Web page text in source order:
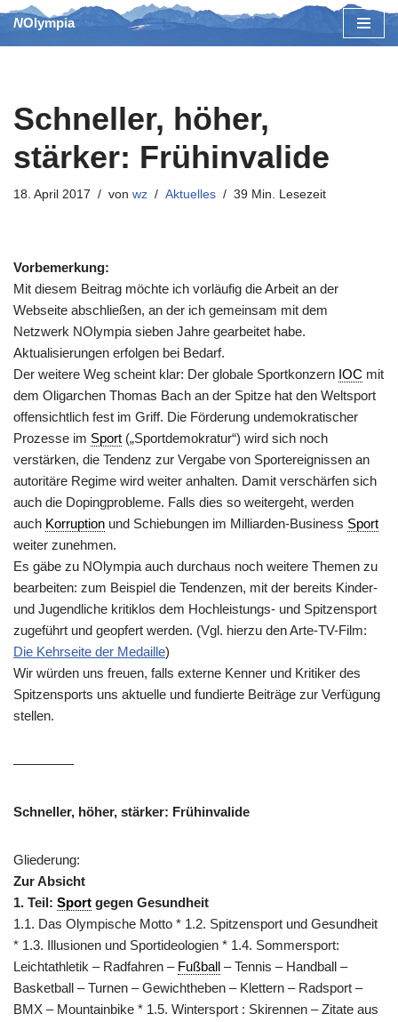
Zum
NOlympia
Schneller, höher,
stärker: Frühinvalide
18. April 2017 von wz Aktuelles 39 Min. Lesezeit
Vorbemerkung:
Mit diesem Beitrag möchte ich vorläufig die Arbeit an der
Webseite abschließen, an der ich gemeinsam mit dem
Netzwerk NOlympia sieben Jahre gearbeitet habe.
Aktualisierungen erfolgen bei Bedarf.
Der weitere Weg scheint klar: Der globale Sportkonzern IOC mit
dem Oligarchen Thomas Bach an der Spitze hat den Weltsport
offensichtlich fest im Griff. Die Förderung undemokratischer
Prozesse im Sport („Sportdemokratur“) wird sich noch
verstärken, die Tendenz zur Vergabe von Sportereignissen an
autoritäre Regime wird weiter anhalten. Damit verschärfen sich
auch die Dopingprobleme. Falls dies so weitergeht, werden
auch Korruption und Schiebungen im Milliarden-Business Sport
weiter zunehmen.
Es gäbe zu NOlympia auch durchaus noch weitere Themen zu
bearbeiten: zum Beispiel die Tendenzen, mit der bereits Kinder-
und Jugendliche kritiklos dem Hochleistungs- und Spitzensport
zugeführt und geopfert werden. (Vgl. hierzu den Arte-TV-Film:
Die Kehrseite der Medaille)
Wir würden uns freuen, falls externe Kenner und Kritiker des
Spitzensports uns aktuelle und fundierte Beiträge zur Verfügung
stellen.
————–
Schneller, höher, stärker: Frühinvalide
Gliederung:
Zur Absicht
1. Teil: Sport gegen Gesundheit
1.1. Das Olympische Motto * 1.2. Spitzensport und Gesundheit
* 1.3. Illusionen und Sportideologien * 1.4. Sommersport:
Leichtathletik – Radfahren – Fußball – Tennis – Handball –
Basketball – Turnen – Gewichtheben – Klettern – Radsport –
BMX – Mountainbike * 1.5. Wintersport : Skirennen – Zitate aus